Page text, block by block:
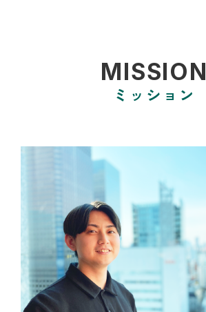
MISSION
ミッション